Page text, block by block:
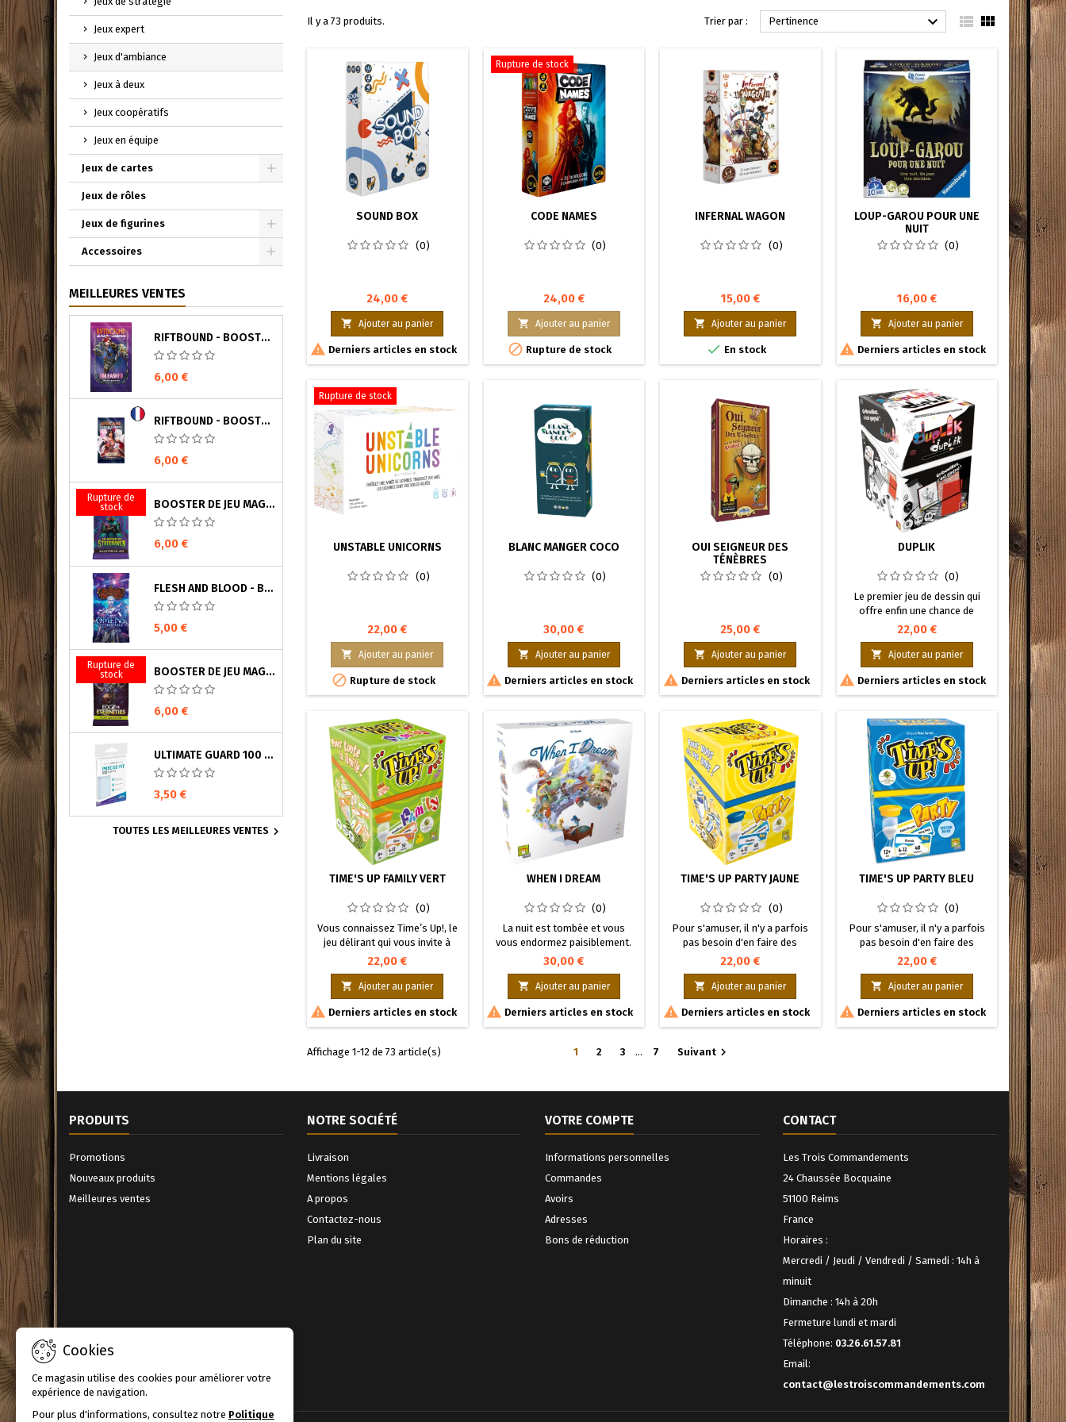
Jeux expert
Jeux d'ambiance
Jeux à deux
Jeux coopératifs
Jeux en équipe
Jeux de cartes
Toggle
Jeux de rôles
Jeux de figurines
Toggle
Accessoires
MEILLEURES VENTES
RIFTBOUND - BOOSTER UNLEASHED (ANGLAIS)
6,00 €
RIFTBOUND - BOOSTER ORIGINES (FRANÇAIS)
6,00 €
Rupture de
stock
BOOSTER DE JEU MAGIC : THE GATHERING - LES SECRETS DE STRIXHAVENT (FRANÇAIS)
6,00 €
FLESH AND BLOOD - BOOSTER OMENS OF THE THIRD AGE (ANGLAIS)
5,00 €
Rupture de
stock
BOOSTER DE JEU MAGIC: THE GATHERING EDGE OF ETERNITIES (ANGLAIS)
6,00 €
ULTIMATE GUARD 100 POCHETTES PRECISE-FIT SLEEVES TAILLE STANDARD TRANSPARENT
3,50 €
TOUTES LES MEILLEURES VENTES 
Il y a 73 produits. Trier par : Pertinence   
SOUND BOX
(0)
24,00 €
 Ajouter au panier
 Derniers articles en stock
Rupture de stock
CODE NAMES
(0)
24,00 €
 Ajouter au panier
 Rupture de stock
INFERNAL WAGON
(0)
15,00 €
 Ajouter au panier
 En stock
LOUP-GAROU POUR UNE
NUIT
(0)
16,00 €
 Ajouter au panier
 Derniers articles en stock
Rupture de stock
UNSTABLE UNICORNS
(0)
22,00 €
 Ajouter au panier
 Rupture de stock
BLANC MANGER COCO
(0)
30,00 €
 Ajouter au panier
 Derniers articles en stock
OUI SEIGNEUR DES
TÉNÈBRES
(0)
25,00 €
 Ajouter au panier
 Derniers articles en stock
DUPLIK
(0)
Le premier jeu de dessin qui
offre enfin une chance de
victoire à votre petite sœur !
Duplik a reçu l’As d’or – Jeu de
l’année au Festival
International des Jeux de
Cannes 2010.
22,00 €
 Ajouter au panier
 Derniers articles en stock
TIME'S UP FAMILY VERT
(0)
Vous connaissez Time’s Up!, le
jeu délirant qui vous invite à
découvrir des personnalités !
Le jeu préféré des 12-50 ans
revient en édition Family, pour
qu’enfin toute la famille puisse
profiter d’un des plus grands
succès du jeu d’ambiance !
22,00 €
 Ajouter au panier
 Derniers articles en stock
WHEN I DREAM
(0)
La nuit est tombée et vous
vous endormez paisiblement.
C’est l’occasion parfaite pour
les esprits du rêve de vous
rendre visite et d’influencer, en
bien ou en mal, vos songes.
Écoutez la voix des Fées,
méfiez-vous des Croque-
Sable. Lorsque le jour se lève,
30,00 €
 Ajouter au panier
 Derniers articles en stock
TIME'S UP PARTY JAUNE
(0)
Pour s'amuser, il n'y a parfois
pas besoin d'en faire des
tonnes ! Un jeu avec des
mécanismes simples, 836
personnalités à deviner, un
sablier, un peu de bonne
humeur, et c'est parti !
22,00 €
 Ajouter au panier
 Derniers articles en stock
TIME'S UP PARTY BLEU
(0)
Pour s'amuser, il n'y a parfois
pas besoin d'en faire des
tonnes ! Un jeu avec des
mécanismes simples, 836
personnalités à deviner, un
sablier, un peu de bonne
humeur, et c'est parti !
22,00 €
 Ajouter au panier
 Derniers articles en stock
Affichage 1-12 de 73 article(s) 1 2 3 … 7 Suivant 
PRODUITS
Promotions
Nouveaux produits
Meilleures ventes
NOTRE SOCIÉTÉ
Livraison
Mentions légales
A propos
Contactez-nous
Plan du site
VOTRE COMPTE
Informations personnelles
Commandes
Avoirs
Adresses
Bons de réduction
CONTACT
Les Trois Commandements
24 Chaussée Bocquaine
51100 Reims
France
Horaires :
Mercredi / Jeudi / Vendredi / Samedi : 14h à
minuit
Dimanche : 14h à 20h
Fermeture lundi et mardi
Téléphone: 03.26.61.57.81
Email:
contact@lestroiscommandements.com
Cookies
Ce magasin utilise des cookies pour améliorer votre
expérience de navigation.
Pour plus d'informations, consultez notre Politique